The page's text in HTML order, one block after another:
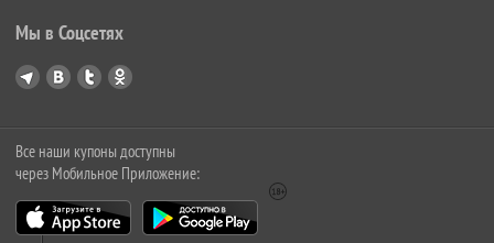
Мы в Соцсетях
Все наши купоны доступны
через Мобильное Приложение: